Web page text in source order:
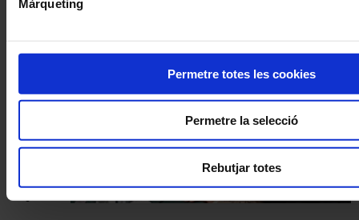
Màrqueting
Permetre totes les cookies
Permetre la selecció
Rebutjar totes
concerts al Palau de la Música i el